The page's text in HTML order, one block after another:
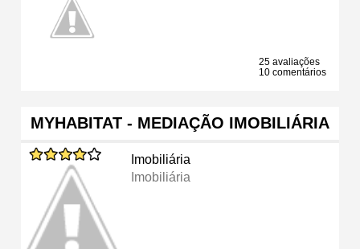
25 avaliações
10 comentários
MYHABITAT - MEDIAÇÃO IMOBILIÁRIA
Imobiliária
Imobiliária